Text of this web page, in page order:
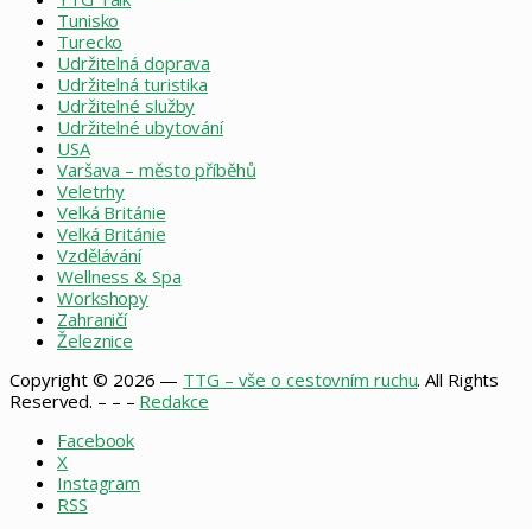
Tunisko
Turecko
Udržitelná doprava
Udržitelná turistika
Udržitelné služby
Udržitelné ubytování
USA
Varšava – město příběhů
Veletrhy
Velká Británie
Velká Británie
Vzdělávání
Wellness & Spa
Workshopy
Zahraničí
Železnice
Copyright © 2026 — TTG – vše o cestovním ruchu. All Rights
Reserved. – – – Redakce
Facebook
X
Instagram
RSS